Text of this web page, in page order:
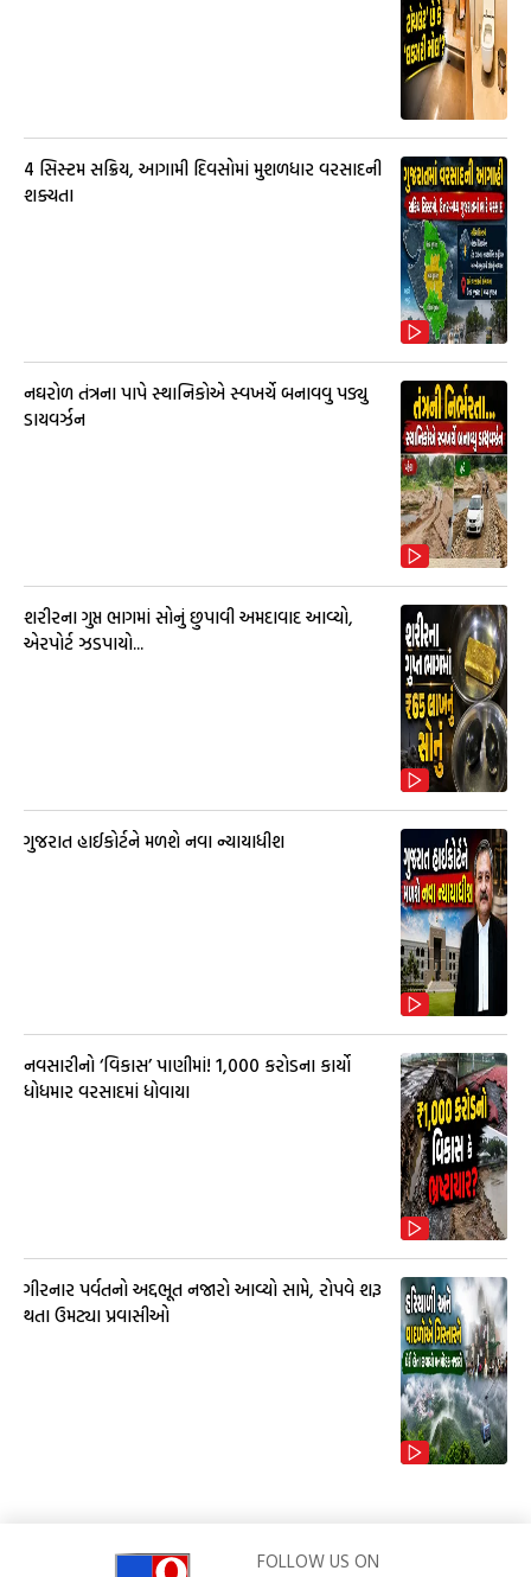
4 સિસ્ટમ સક્રિય, આગામી દિવસોમાં મુશળધાર વરસાદની
શક્યતા
નઘરોળ તંત્રના પાપે સ્થાનિકોએ સ્વખર્ચે બનાવવુ પડ્યુ
ડાયવર્ઝન
શરીરના ગુપ્ત ભાગમાં સોનું છુપાવી અમદાવાદ આવ્યો,
એરપોર્ટ ઝડપાયો...
ગુજરાત હાઈકોર્ટને મળશે નવા ન્યાયાધીશ
નવસારીનો ‘વિકાસ’ પાણીમાં! ₹1,000 કરોડના કાર્યો
ધોધમાર વરસાદમાં ધોવાયા
ગીરનાર પર્વતનો અદ્દભૂત નજારો આવ્યો સામે, રોપવે શરૂ
થતા ઉમટ્યા પ્રવાસીઓ
FOLLOW US ON